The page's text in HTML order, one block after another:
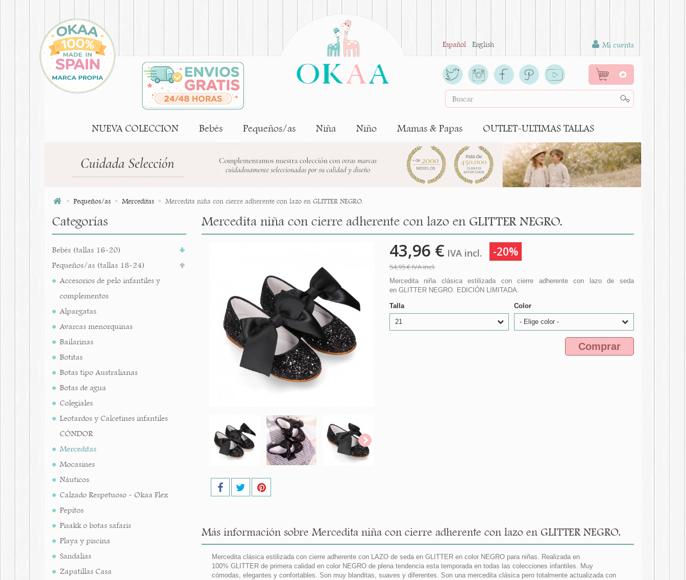
Español English Mi cuenta
0
NUEVA COLECCION Bebés Pequeños/as Niña Niño Mamas & Papas OUTLET-ULTIMAS TALLAS
Pequeños/as Merceditas Mercedita niña con cierre adherente con lazo en GLITTER NEGRO.
Categorías
Bebés (tallas 16-20)
Pequeños/as (tallas 18-24)
Accesorios de pelo infantiles y
complementos
Alpargatas
Avarcas menorquinas
Bailarinas
Botitas
Botas tipo Australianas
Botas de agua
Colegiales
Leotardos y Calcetines infantiles
CÓNDOR
Merceditas
Mocasines
Náuticos
Calzado Respetuoso - Okaa Flex
Pepitos
Pisakk o botas safaris
Playa y piscina
Sandalias
Zapatillas Casa
Mercedita niña con cierre adherente con lazo en GLITTER NEGRO.
43,96 € IVA incl. -20%
54,95 €IVA incl.
Mercedita niña clásica estilizada con cierre adherente con lazo de seda
en GLITTER NEGRO. EDICIÓN LIMITADA.
Talla
21
Color
- Elige color -
Comprar
Más información sobre Mercedita niña con cierre adherente con lazo en GLITTER NEGRO.
Mercedita clásica estilizada con cierre adherente con LAZO de seda en GLITTER en color NEGRO para niñas. Realizada en
100% GLITTER de primera calidad en color NEGRO de plena tendencia esta temporada en todas las colecciones infantiles. Muy
cómodas, elegantes y confortables. Son muy blanditas, suaves y diferentes. Son una mercedita clásica pero totalmente actualizada con